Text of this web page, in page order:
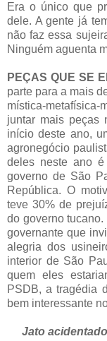
Era o único que
dele. A gente já
não faz essa
Ninguém aguenta
PEÇAS QUE SE
parte para a mais
mística-
juntar mais peças
início deste ano,
agronegócio
deles neste ano
governo de São
República. O
teve 30% de
do governo
governante que
alegria dos
interior de São
quem eles
PSDB, a tragédia
bem interessante
Jato